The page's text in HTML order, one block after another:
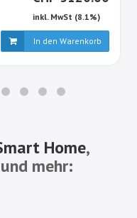
inkl. MwSt (8.1%)
In den Warenkorb
Home,
und mehr: